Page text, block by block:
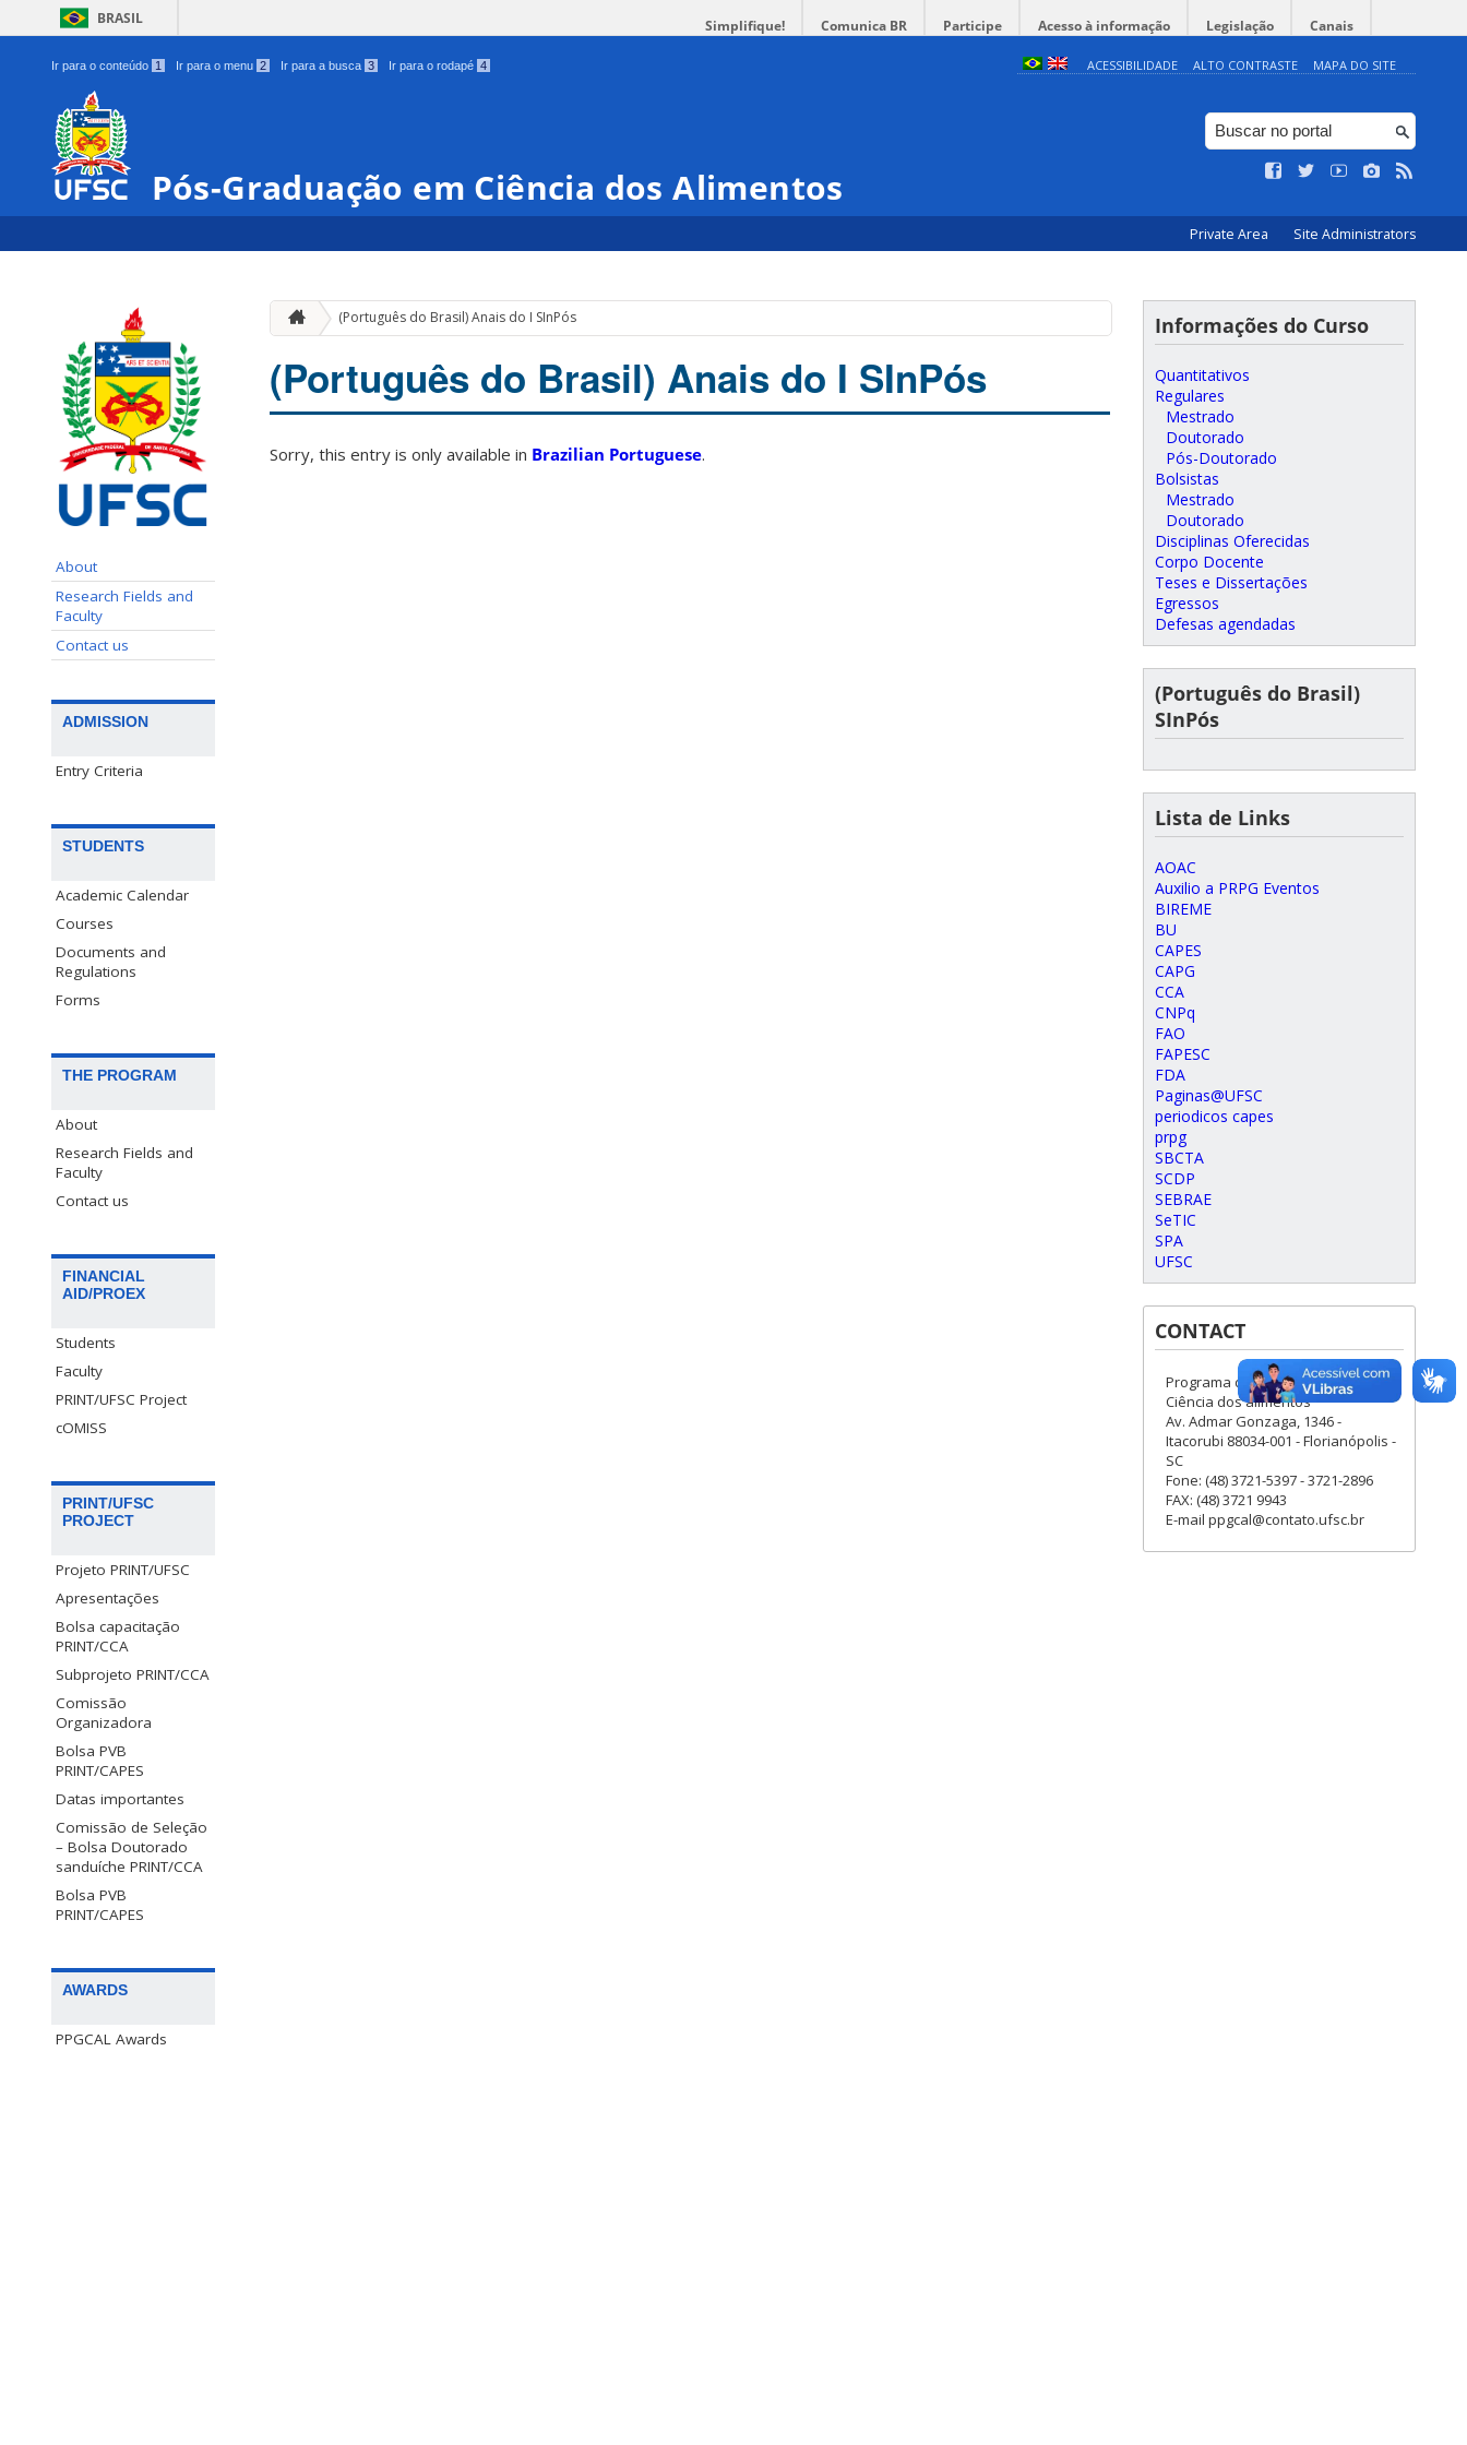
BRASIL Simplifique! Comunica BR Participe Acesso à informação Legislação Canais
Ir para o conteúdo 1 Ir para o menu 2 Ir para a busca 3 Ir para o rodapé 4 ACESSIBILIDADE ALTO CONTRASTE MAPA DO SITE
Pós-Graduação em Ciência dos Alimentos
Private Area Site Administrators
About
Research Fields and
Faculty
Contact us
ADMISSION
Entry Criteria
STUDENTS
Academic Calendar
Courses
Documents and
Regulations
Forms
THE PROGRAM
About
Research Fields and
Faculty
Contact us
FINANCIAL
AID/PROEX
Students
Faculty
PRINT/UFSC Project
cOMISS
PRINT/UFSC
PROJECT
Projeto PRINT/UFSC
Apresentações
Bolsa capacitação
PRINT/CCA
Subprojeto PRINT/CCA
Comissão
Organizadora
Bolsa PVB
PRINT/CAPES
Datas importantes
Comissão de Seleção
– Bolsa Doutorado
sanduíche PRINT/CCA
Bolsa PVB
PRINT/CAPES
AWARDS
PPGCAL Awards
(Português do Brasil) Anais do I SInPós
(Português do Brasil) Anais do I SInPós
Sorry, this entry is only available in Brazilian Portuguese.
Informações do Curso
Quantitativos
Regulares
Mestrado
Doutorado
Pós-Doutorado
Bolsistas
Mestrado
Doutorado
Disciplinas Oferecidas
Corpo Docente
Teses e Dissertações
Egressos
Defesas agendadas
(Português do Brasil)
SInPós
Lista de Links
AOAC
Auxilio a PRPG Eventos
BIREME
BU
CAPES
CAPG
CCA
CNPq
FAO
FAPESC
FDA
Paginas@UFSC
periodicos capes
prpg
SBCTA
SCDP
SEBRAE
SeTIC
SPA
UFSC
CONTACT
Programa de Pós-Graduação em
Ciência dos alimentos
Av. Admar Gonzaga, 1346 -
Itacorubi 88034-001 - Florianópolis -
SC
Fone: (48) 3721-5397 - 3721-2896
FAX: (48) 3721 9943
E-mail ppgcal@contato.ufsc.br